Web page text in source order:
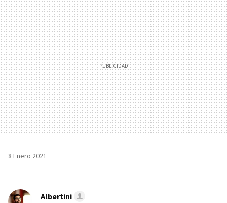
MAIL
8 Enero 2021
Albertini